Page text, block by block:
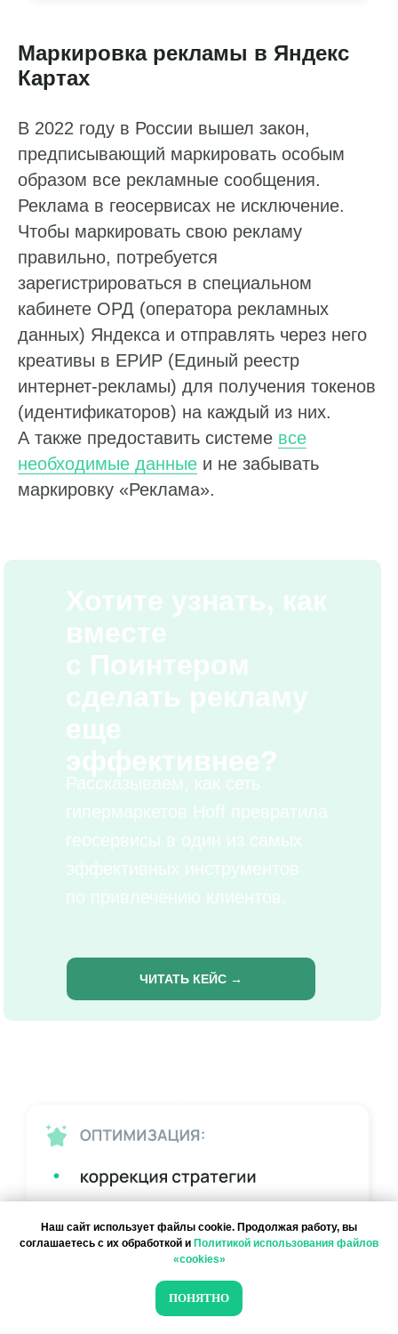
Маркировка рекламы в Яндекс
Картах
В 2022 году в России вышел закон,
предписывающий маркировать особым
образом все рекламные сообщения.
Реклама в геосервисах не исключение.
Чтобы маркировать свою рекламу
правильно, потребуется
зарегистрироваться в специальном
кабинете ОРД (оператора рекламных
данных) Яндекса и отправлять через него
креативы в ЕРИР (Единый реестр
интернет-рекламы) для получения токенов
(идентификаторов) на каждый из них.
А также предоставить системе все
необходимые данные и не забывать
маркировку «Реклама».
Хотите узнать, как
вместе
с Поинтером
сделать рекламу
еще
эффективнее?
Рассказываем, как сеть
гипермаркетов Hoff превратила
геосервисы в один из самых
эффективных инструментов
по привлечению клиентов.
ЧИТАТЬ КЕЙС →
Оптимизация и анализ
Наш сайт использует файлы cookie. Продолжая работу, вы
соглашаетесь с их обработкой и Политикой использования файлов
«cookies»
ПОНЯТНО